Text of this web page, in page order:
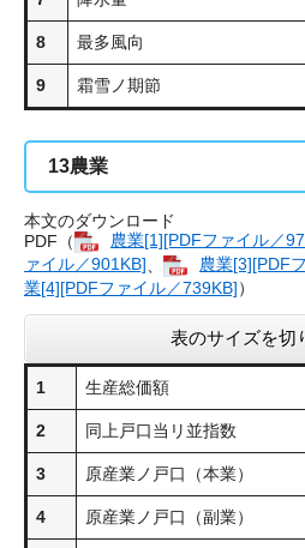
8 最多風向
9 霜雪ノ期節
13農業
本文のダウンロード
PDF（
農業[1][PDFファイル／
ァイル／901KB]
農業[3][PDF
業[4][PDFファイル／739KB]）
表のサイズを切
1 生産総価額
2 同上戸口当リ並指数
3 原産業ノ戸口（本業）
4 原産業ノ戸口（副業）